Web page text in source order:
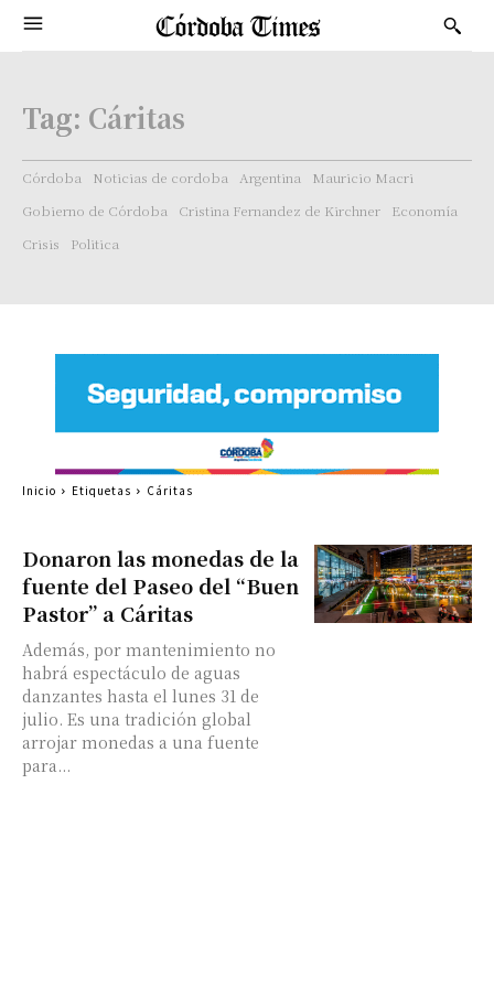
Tag: Cáritas
Córdoba Noticias de cordoba Argentina
Mauricio Macri
Gobierno de Córdoba
Cristina Fernandez de Kirchner
Economía
Crisis
Politica
Donaron las monedas de la
fuente del Paseo del “Buen
Pastor” a Cáritas
Además, por mantenimiento no
habrá espectáculo de aguas
danzantes hasta el lunes 31 de
julio. Es una tradición global
arrojar monedas a una fuente
para...
Inicio Etiquetas Cáritas